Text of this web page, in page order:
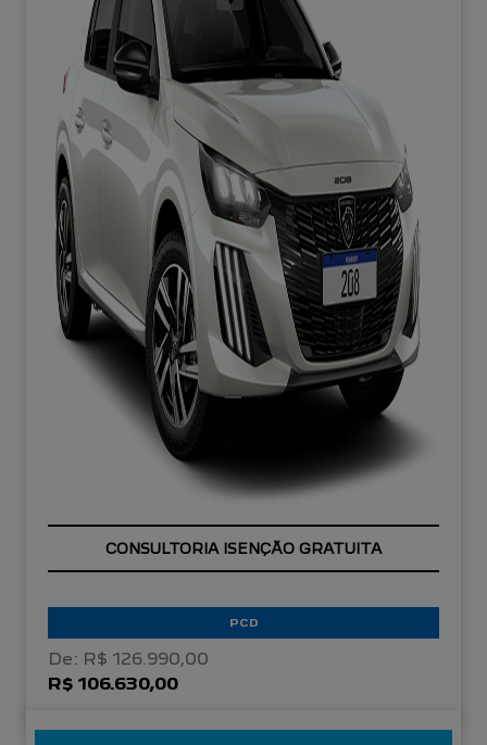
OPORTUNIDADE
PCD
De: R$ 126.990,00
R$ 106.630,00